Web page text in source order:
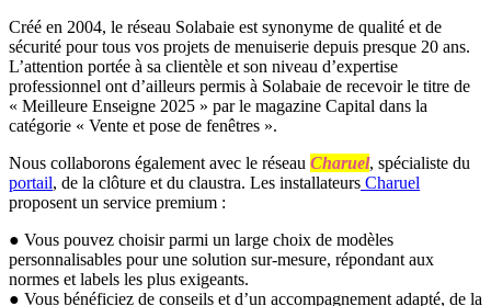
Créé en 2004, le réseau Solabaie est synonyme de qualité et de
sécurité pour tous vos projets de menuiserie depuis presque 20 ans.
L’attention portée à sa clientèle et son niveau d’expertise
professionnel ont d’ailleurs permis à Solabaie de recevoir le titre de
« Meilleure Enseigne 2025 » par le magazine Capital dans la
catégorie « Vente et pose de fenêtres ».
Nous collaborons également avec le réseau Charuel, spécialiste du
portail, de la clôture et du claustra. Les installateurs Charuel
proposent un service premium :
● Vous pouvez choisir parmi un large choix de modèles
personnalisables pour une solution sur-mesure, répondant aux
normes et labels les plus exigeants.
● Vous bénéficiez de conseils et d’un accompagnement adapté, de la